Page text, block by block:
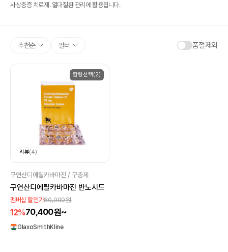
사상충증 치료제. 열대질환 관리에 활용됩니다.
추천순 필터 품절제외
함량선택(2)
리뷰(4)
구연산디에틸카바마진 / 구충제
구연산디에틸카바마진 반노시드
멤버십 할인가80,000원
12%70,400원~
GlaxoSmithKline